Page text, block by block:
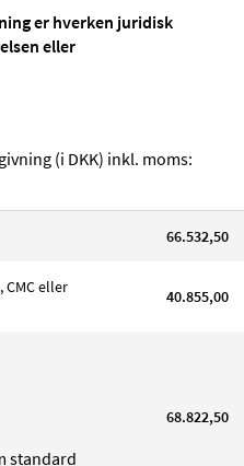
er hverken juridisk
eller
(i DKK) inkl. moms:
66.532,50
eller
40.855,00
standard
68.822,50